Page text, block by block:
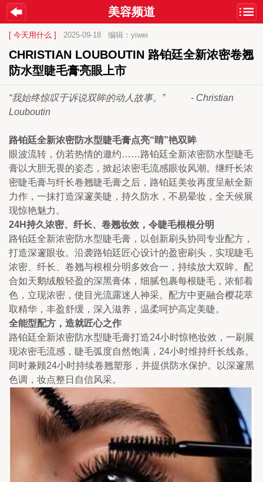
美容频道
[ 今天用什么 ] 2025-09-18 编辑：yiwei
CHRISTIAN LOUBOUTIN 路铂廷全新浓密卷翘
防水型睫毛膏亮眼上市
“我始终惊叹于诉说双眸的动人故事。”           - Christian
Louboutin
路铂廷全新浓密防水型睫毛膏点亮“睛”艳双眸
眼波流转，仿若热情的邀约……路铂廷全新浓密防水型睫毛
膏以大胆无畏的姿态，掀起浓密毛流感眼妆风潮。继纤长浓
密睫毛膏与纤长卷翘睫毛膏之后，路铂廷美妆再度呈献全新
力作，一抹打造深邃美睫，持久防水，不易晕妆，全天候展
现惊艳魅力。
24H持久浓密、纤长、卷翘妆效，令睫毛根根分明
路铂廷全新浓密防水型睫毛膏，以创新刷头协同专业配方，
打造深邃眼妆。沿袭路铂廷匠心设计的盈密刷头，实现睫毛
浓密、纤长、卷翘与根根分明多效合一，持续放大双眸。配
合如天鹅绒般轻盈的深黑膏体，细腻包裹每根睫毛，浓郁着
色，立现浓密，使目光流露迷人神采。配方中更融合樱花萃
取精华，丰盈舒缓，深入滋养，温柔呵护高定美睫。
全能型配方，造就匠心之作
路铂廷全新浓密防水型睫毛膏打造24小时惊艳妆效，一刷展
现浓密毛流感，睫毛弧度自然饱满，24小时维持纤长线条。
同时兼顾24小时持续卷翘塑形，并提供防水保护。以深邃黑
色调，妆点整日自信风采。